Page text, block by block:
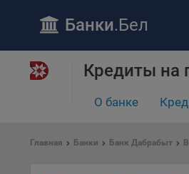
Банки.Бел
Кредиты на
О банке
Главная Банки Банк Дабрабыт